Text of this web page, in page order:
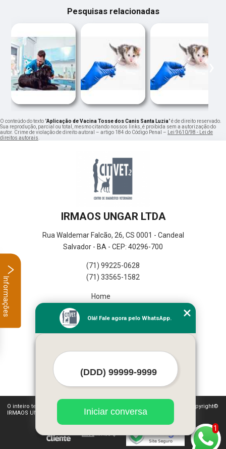
Pesquisas relacionadas
‹ ›
O conteúdo do texto "Aplicação de Vacina Tosse dos Canis Santa Luzia" é de direito reservado.
Sua reprodução, parcial ou total, mesmo citando nossos links, é proibida sem a autorização do
autor. Crime de violação de direito autoral – artigo 184 do Código Penal – Lei 9610/98 - Lei de
direitos autorais.
IRMAOS UNGAR LTDA
Rua Waldemar Falcão, 26, CS 0001 - Candeal
Salvador - BA - CEP: 40296-700
(71) 99225-0628
(71) 33565-1582
Home
Missão
Serviços
O inteiro teor deste site está sujeito à proteção de direitos autorais. Copyright©
IRMAOS UNGAR LTDA (Lei 9610 de 19/02/1998)
1
Olá! Fale agora pelo WhatsApp.
Iniciar conversa
Informações